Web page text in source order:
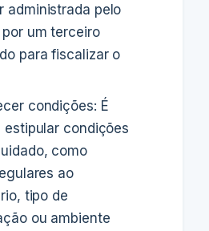
administrada pelo
um terceiro
para fiscalizar o
condições: É
estipular condições
como
ao
tipo de
ou ambiente